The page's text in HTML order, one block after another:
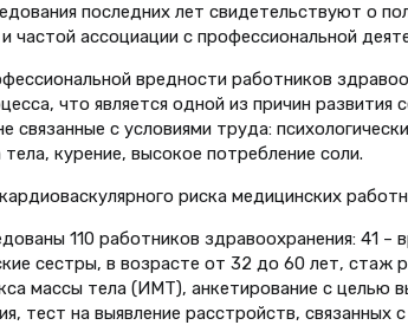
последних лет свидетельствуют о
частой ассоциации с профессиональной
вредности работников
что является одной из причин развития
связанные с условиями труда:
курение, высокое потребление соли.
риска медицинских
110 работников здравоохранения: 41 –
сестры, в возрасте от 32 до 60 лет, стаж
массы тела (ИМТ), анкетирование с целью
тест на выявление расстройств, связанных